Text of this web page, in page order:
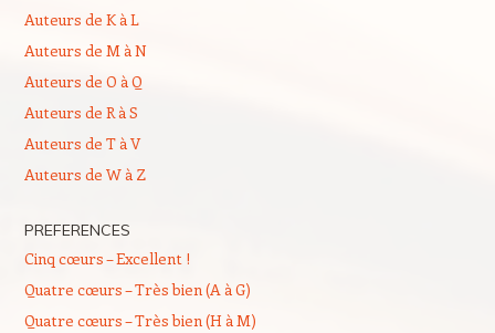
Auteurs de K à L
Auteurs de M à N
Auteurs de O à Q
Auteurs de R à S
Auteurs de T à V
Auteurs de W à Z
PREFERENCES
Cinq cœurs – Excellent !
Quatre cœurs – Très bien (A à G)
Quatre cœurs – Très bien (H à M)